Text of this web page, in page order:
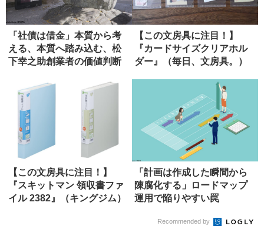
「社債は借金」本質から考
える、本質へ踏み込む、松
下幸之助創業者の価値判断
【この文房具に注目！】
『カードサイズクリアホル
ダー』（毎日、文房具。）
【この文房具に注目！】
『スキットマン 領収書ファ
イル 2382』（キングジム）
「計画は作成した瞬間から
陳腐化する」ロードマップ
運用で陥りやすい罠
Recommended by